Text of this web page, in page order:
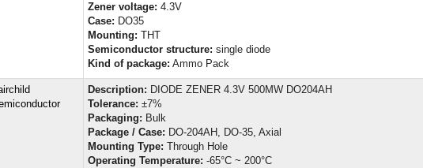
Zener voltage: 4.3V
Case: DO35
Mounting: THT
Semiconductor structure: single diode
Kind of package: Ammo Pack
Description: DIODE ZENER 4.3V 500MW DO204AH
Tolerance: ±7%
Packaging: Bulk
Package / Case: DO-204AH, DO-35, Axial
Mounting Type: Through Hole
Operating Temperature: -65°C ~ 200°C